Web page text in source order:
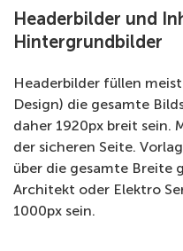
Headerbilder und
Hintergrundbilder
Headerbilder füllen
Design) die gesamte
daher 1920px breit sein.
der sicheren Seite.
über die gesamte Breite
Architekt oder Elektro
1000px sein.